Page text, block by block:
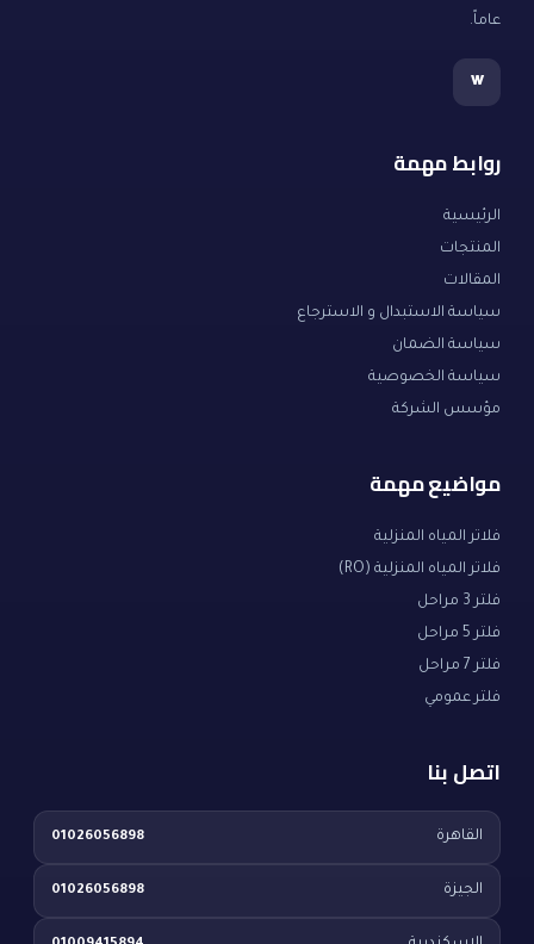
عاماً.
w
روابط مهمة
الرئيسية
المنتجات
المقالات
سياسة الاستبدال و الاسترجاع
سياسة الضمان
سياسة الخصوصية
مؤسس الشركة
مواضيع مهمة
فلاتر المياه المنزلية
فلاتر المياه المنزلية (RO)
فلتر 3 مراحل
فلتر 5 مراحل
فلتر 7 مراحل
فلتر عمومي
اتصل بنا
القاهرة 01026056898
الجيزة 01026056898